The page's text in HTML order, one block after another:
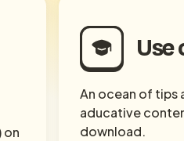
on
Use
An ocean of tips
aducative
download.